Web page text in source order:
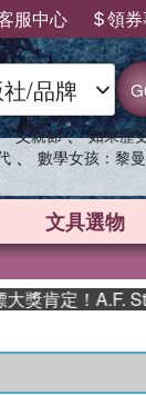
服中心 領
父親節 、 如果歷
、 數學女孩：黎
文具選物
肯定！A.F.